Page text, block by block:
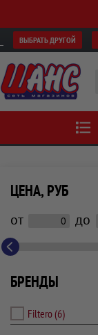
ВЫБРАТЬ ДРУГОЙ
ЦЕНА, РУБ
от до
БРЕНДЫ
Filtero(6)